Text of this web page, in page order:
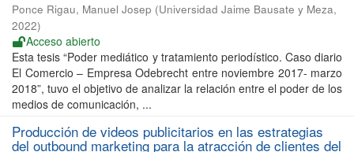
Ponce Rigau, Manuel Josep (Universidad Jaime Bausate y Meza,
2022)
Acceso abierto
Esta tesis “Poder mediático y tratamiento periodístico. Caso diario
El Comercio – Empresa Odebrecht entre noviembre 2017- marzo
2018”, tuvo el objetivo de analizar la relación entre el poder de los
medios de comunicación, ...
Producción de videos publicitarios en las estrategias
del outbound marketing para la atracción de clientes del